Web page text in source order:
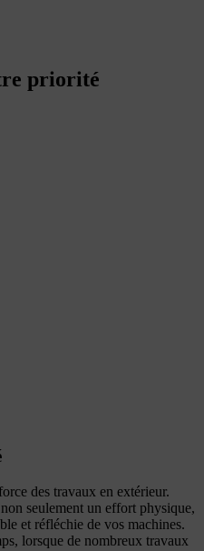
priorité
des travaux en extérieur.
seulement un effort physique,
et réfléchie de vos machines.
lorsque de nombreux travaux